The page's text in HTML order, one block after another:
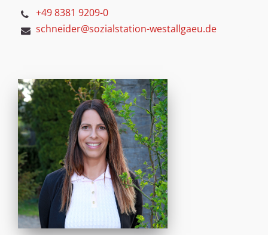
+49 8381 9209-0
schneider@sozialstation-westallgaeu.de